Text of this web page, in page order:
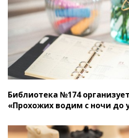
Библиотека №174
«Прохожих водим с ночи до